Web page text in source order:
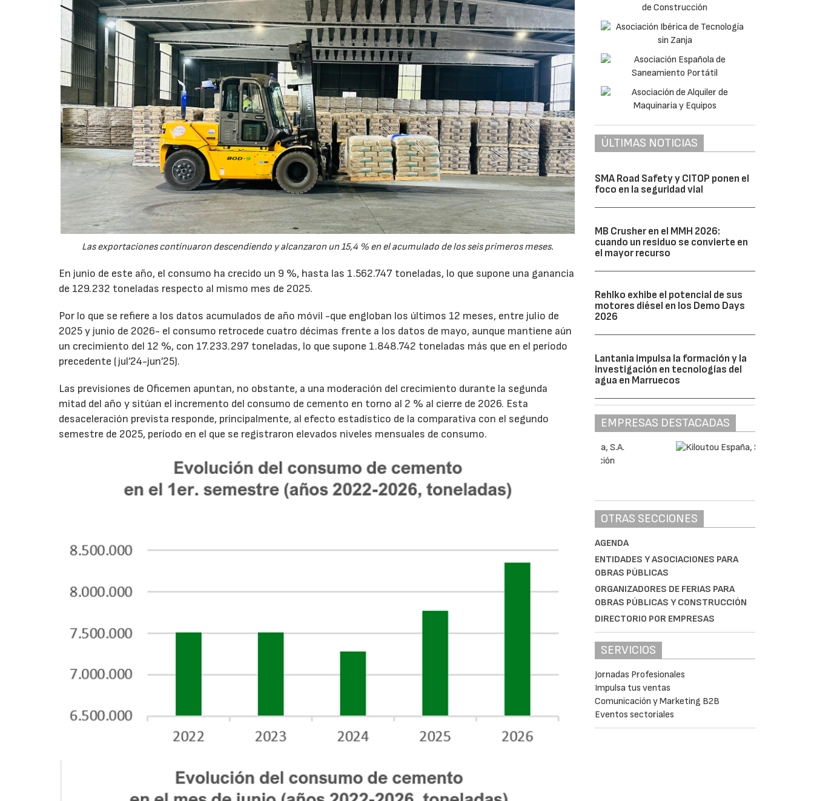
Las exportaciones continuaron descendiendo y alcanzaron un 15,4 % en el acumulado de los seis primeros meses.
En junio de este año, el consumo ha crecido un 9 %, hasta las 1.562.747 toneladas, lo que supone una ganancia
de 129.232 toneladas respecto al mismo mes de 2025.
Por lo que se refiere a los datos acumulados de año móvil -que engloban los últimos 12 meses, entre julio de
2025 y junio de 2026- el consumo retrocede cuatro décimas frente a los datos de mayo, aunque mantiene aún
un crecimiento del 12 %, con 17.233.297 toneladas, lo que supone 1.848.742 toneladas más que en el período
precedente (jul’24-jun’25).
Las previsiones de Oficemen apuntan, no obstante, a una moderación del crecimiento durante la segunda
mitad del año y sitúan el incremento del consumo de cemento en torno al 2 % al cierre de 2026. Esta
desaceleración prevista responde, principalmente, al efecto estadístico de la comparativa con el segundo
semestre de 2025, período en el que se registraron elevados niveles mensuales de consumo.
ÚLTIMAS NOTICIAS
SMA Road Safety y CITOP ponen el
foco en la seguridad vial
MB Crusher en el MMH 2026:
cuando un residuo se convierte en
el mayor recurso
Rehlko exhibe el potencial de sus
motores diésel en los Demo Days
2026
Lantania impulsa la formación y la
investigación en tecnologías del
agua en Marruecos
EMPRESAS DESTACADAS
OTRAS SECCIONES
AGENDA
ENTIDADES Y ASOCIACIONES PARA
OBRAS PÚBLICAS
ORGANIZADORES DE FERIAS PARA
OBRAS PÚBLICAS Y CONSTRUCCIÓN
DIRECTORIO POR EMPRESAS
SERVICIOS
Jornadas Profesionales
Impulsa tus ventas
Comunicación y Marketing B2B
Eventos sectoriales